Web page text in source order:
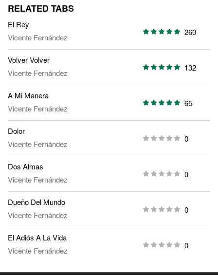
RELATED TABS
El Rey
Vicente Fernández
260
Volver Volver
Vicente Fernández
132
A Mi Manera
Vicente Fernández
65
Dolor
Vicente Fernández
0
Dos Almas
Vicente Fernández
0
Dueño Del Mundo
Vicente Fernández
0
El Adiós A La Vida
Vicente Fernández
0